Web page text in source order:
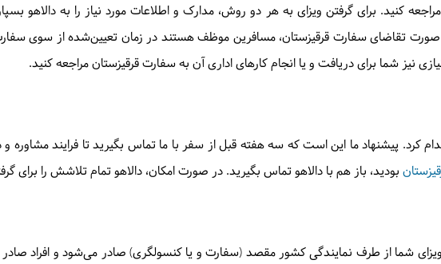
برای گرفتن ویزای به هر دو روش، مدارک و اطلاعات مورد نیاز را به دالاهو
تقاضای سفارت قرقیزستان، مسافرین موظف هستند در زمان تعیین‌شده از سوی
شما برای دریافت و یا انجام کارهای اداری آن به سفارت قرقیزستان مراجعه کنید.
کرد. پیشنهاد ما این است که سه هفته قبل از سفر با ما تماس بگیرید تا فرایند
بودید، باز هم با دالاهو تماس بگیرید. در صورت امکان، دالاهو تمام تلاشش را برای
ویزای شما از طرف نمایندگی کشور مقصد (سفارت و یا کنسولگری) صادر می‌شود و افراد